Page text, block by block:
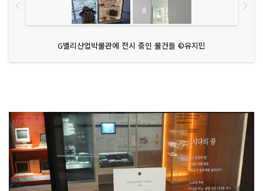
G밸리산업박물관에 전시 중인 물건들 ©유지민